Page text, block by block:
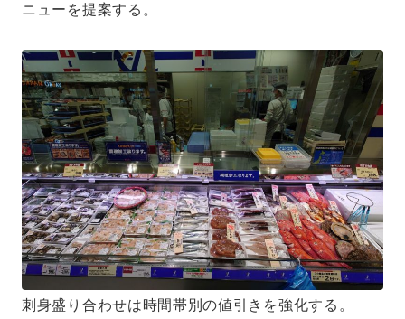
ニューを提案する。
刺身盛り合わせは時間帯別の値引きを強化する。